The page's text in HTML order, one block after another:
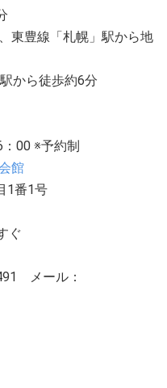
東豊線「札幌」駅から地
から徒歩約6分
00 ※予約制
館
1番1号
ぐ
メール：